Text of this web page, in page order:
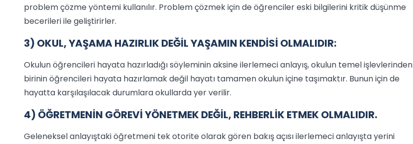
problem çözme yöntemi kullanılır. Problem çözmek için de öğrenciler eski bilgilerini kritik düşünme
becerileri ile geliştirirler.
3) OKUL, YAŞAMA HAZIRLIK DEĞİL YAŞAMIN KENDİSİ OLMALIDIR:
Okulun öğrencileri hayata hazırladığı söyleminin aksine ilerlemeci anlayış, okulun temel işlevlerinden
birinin öğrencileri hayata hazırlamak değil hayatı tamamen okulun içine taşımaktır. Bunun için de
hayatta karşılaşılacak durumlara okullarda yer verilir.
4) ÖĞRETMENİN GÖREVİ YÖNETMEK DEĞİL, REHBERLİK ETMEK OLMALIDIR.
Geleneksel anlayıştaki öğretmeni tek otorite olarak gören bakış açısı ilerlemeci anlayışta yerini